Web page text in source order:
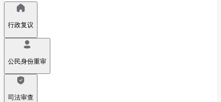
行政复议
公民身份重审
司法审查